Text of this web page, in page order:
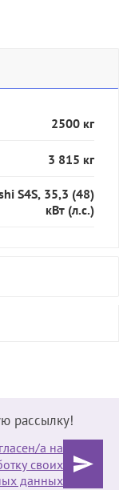
2500 кг
3 815 кг
S4S, 35,3 (48)
кВт (л.с.)
рассылку!
а на
своих
данных